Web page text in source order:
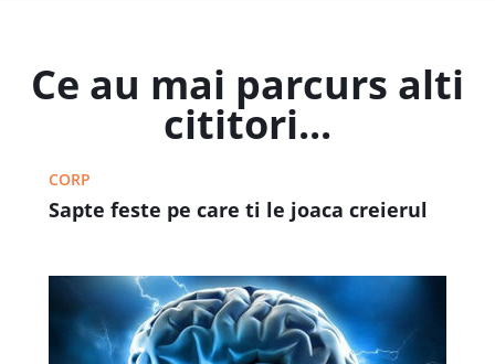
Ce au mai parcurs alti
cititori...
CORP
Sapte feste pe care ti le joaca creierul